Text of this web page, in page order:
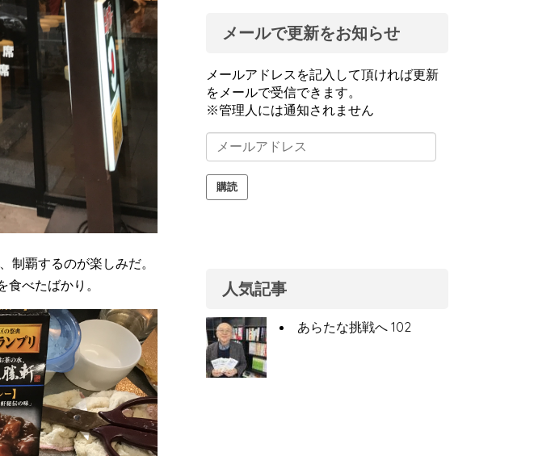
制覇するのが楽しみだ。
べたばかり。
メールで更新をお知らせ
メールアドレスを記入して頂ければ更新
をメールで受信できます。
※管理人には通知されません
メ
ー
ル
ア購読
人気記事
あらたな挑戦へ 102